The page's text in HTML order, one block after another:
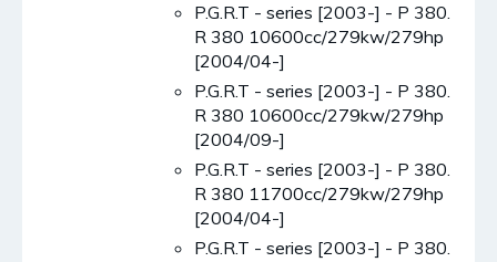
P.G.R.T - series [2003-] - P 380.
R 380 10600cc/279kw/279hp
[2004/04-]
P.G.R.T - series [2003-] - P 380.
R 380 10600cc/279kw/279hp
[2004/09-]
P.G.R.T - series [2003-] - P 380.
R 380 11700cc/279kw/279hp
[2004/04-]
P.G.R.T - series [2003-] - P 380.